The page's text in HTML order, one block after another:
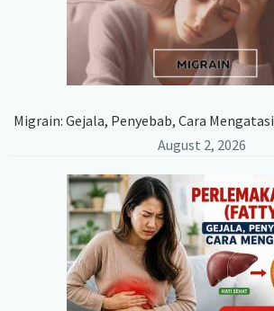
Migrain: Gejala, Penyebab, Cara
August 2, 2026